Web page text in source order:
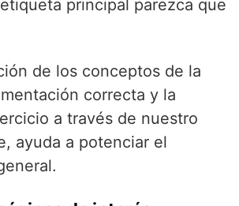
principal parezca que
de los conceptos de la
correcta y la
a través de nuestro
ayuda a potenciar el